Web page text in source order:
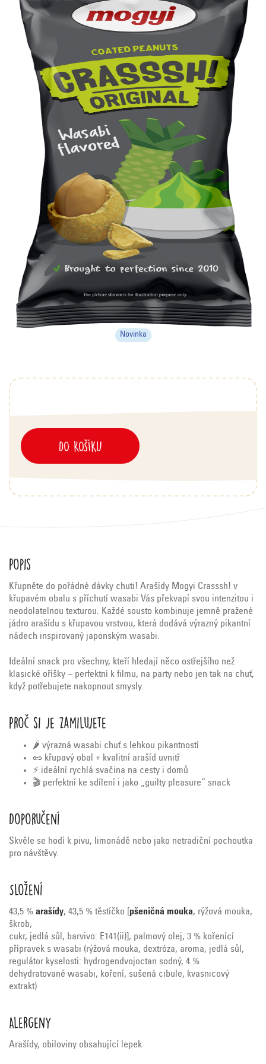
DO KOŠÍKU
Novinka
Popis
Křupněte do pořádné dávky chuti! Arašídy Mogyi Crasssh! v
křupavém obalu s příchutí wasabi Vás překvapí svou intenzitou i
neodolatelnou texturou. Každé sousto kombinuje jemně pražené
jádro arašídu s křupavou vrstvou, která dodává výrazný pikantní
nádech inspirovaný japonským wasabi.
Ideální snack pro všechny, kteří hledají něco ostřejšího než
klasické oříšky – perfektní k filmu, na party nebo jen tak na chuť,
když potřebujete nakopnout smysly.
Proč si je zamilujete
🌶️ výrazná wasabi chuť s lehkou pikantností
🥜 křupavý obal + kvalitní arašíd uvnitř
⚡ ideální rychlá svačina na cesty i domů
🎬 perfektní ke sdílení i jako „guilty pleasure“ snack
Doporučení
Skvěle se hodí k pivu, limonádě nebo jako netradiční pochoutka
pro návštěvy.
Složení
43,5 % arašídy, 43,5 % těstíčko [ pšeničná mouka, rýžová mouka,
škrob,
cukr, jedlá sůl, barvivo: E141(ii)], palmový olej, 3 % kořenící
přípravek s wasabi (rýžová mouka, dextróza, aroma, jedlá sůl,
regulátor kyselosti: hydrogendvojoctan sodný, 4 %
dehydratované wasabi, koření, sušená cibule, kvasnicový
extrakt)
Alergeny
Arašídy, obiloviny obsahující lepek